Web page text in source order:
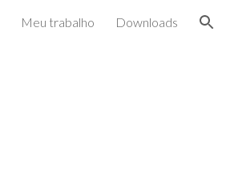
Meu trabalho Downloads